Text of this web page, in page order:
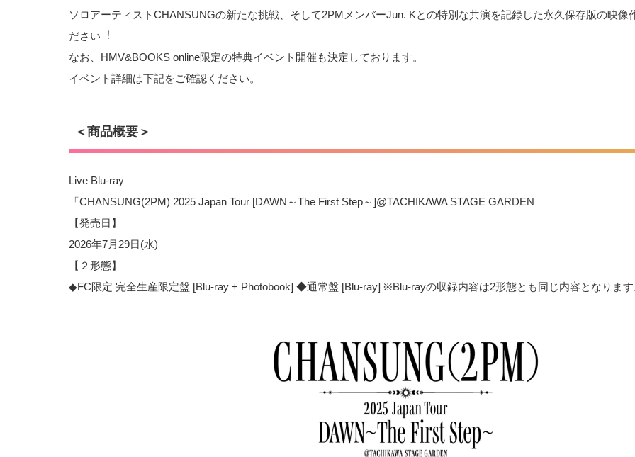
ソロアーティストCHANSUNGの新たな挑戦、そして2PMメンバーJun. Kとの特別な共演を記録した永久保存版の映像
ださい︕
なお、HMV&BOOKS online限定の特典イベント開催も決定しております。
イベント詳細は下記をご確認ください。
＜商品概要＞
Live Blu-ray
「CHANSUNG(2PM) 2025 Japan Tour [DAWN～The First Step～]@TACHIKAWA STAGE GARDEN
【発売日】
2026年7月29日(水)
【２形態】
◆FC限定 完全生産限定盤 [Blu-ray + Photobook] ◆通常盤 [Blu-ray] ※Blu-rayの収録内容は2形態とも同じ内容となりま